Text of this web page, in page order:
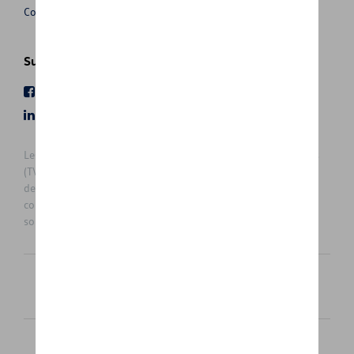
Conditions de vente
Suivez nous
Les prix affichés sur le présent site sont des prix recommandés
(TVAc), hors éventuels frais de montage. Pour connaitre le prix
de vente actuel et les éventuels frais de montage, veuillez
contacter votre concessionnaire/agent. Les prix recommandés
sont sujets à des changements sans préavis.